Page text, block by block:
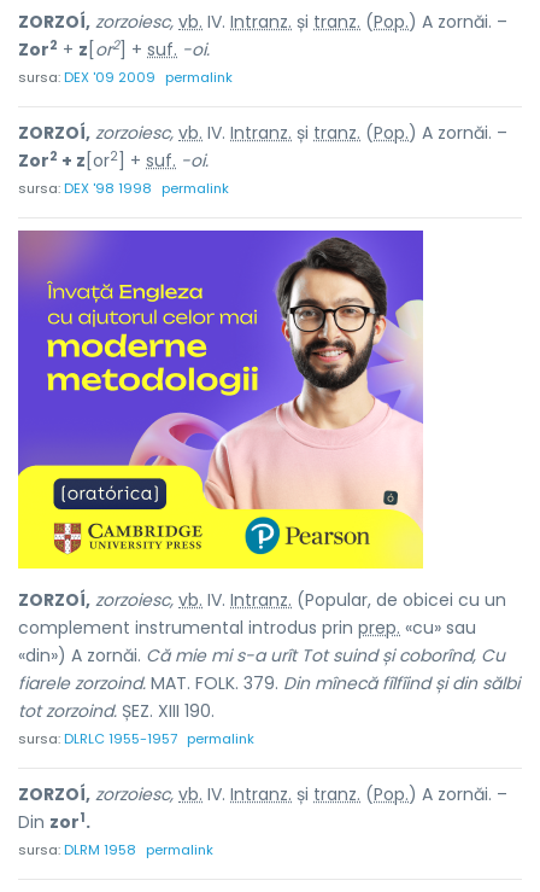
ZORZOÍ, zorzoiesc, vb. IV. Intranz. și tranz. (Pop.) A zornăi. –
Zor2 + z or2] + suf. -oi.
sursa:DEX '09 2009 permalink
ZORZOÍ, zorzoiesc, vb. IV. Intranz. și tranz. (Pop.) A zornăi. –
Zor2 + z [or2 ] + suf. -oi.
sursa:DEX '98 1998 permalink
ZORZOÍ, zorzoiesc, vb. IV. Intranz. (Popular, de obicei cu un
complement instrumental introdus prin prep. «cu» sau
«din») A zornăi. Că mie mi s-a urît Tot suind și coborînd, Cu
fiarele zorzoind. MAT. FOLK. 379. Din mînecă fîlfîind și din sălbi
tot zorzoind. ȘEZ. XIII 190.
sursa:DLRLC 1955-1957 permalink
ZORZOÍ, zorzoiesc, vb. IV. Intranz. și tranz. (Pop.) A zornăi. –
Din zor1.
sursa:DLRM 1958 permalink